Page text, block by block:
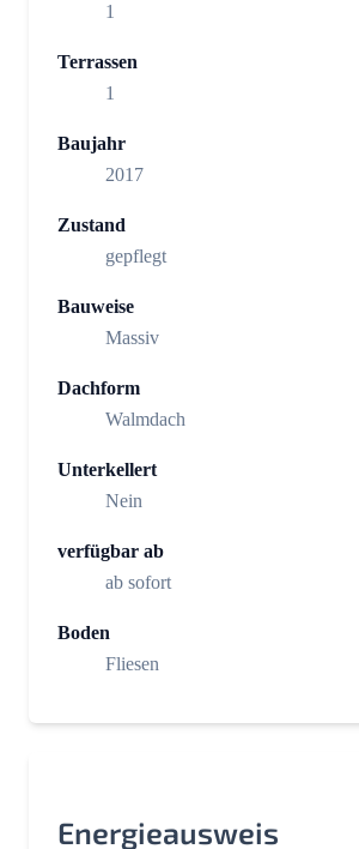
1
Terrassen
1
Baujahr
2017
Zustand
gepflegt
Bauweise
Massiv
Dachform
Walmdach
Unterkellert
Nein
verfügbar ab
ab sofort
Boden
Fliesen
Energieausweis